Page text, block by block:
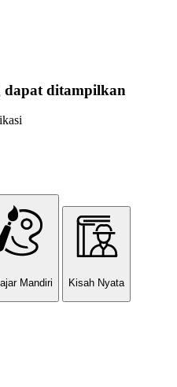
dapat ditampilkan
Mandiri Kisah Nyata